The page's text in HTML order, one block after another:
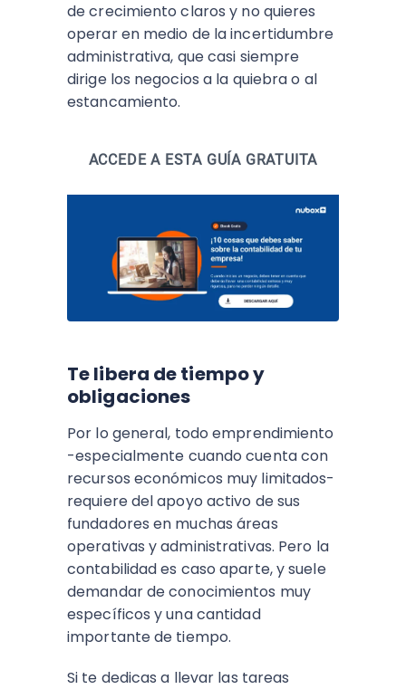
de crecimiento claros y no quieres
operar en medio de la incertidumbre
administrativa, que casi siempre
dirige los negocios a la quiebra o al
estancamiento.
ACCEDE A ESTA GUÍA GRATUITA
Te libera de tiempo y
obligaciones
Por lo general, todo emprendimiento
-especialmente cuando cuenta con
recursos económicos muy limitados-
requiere del apoyo activo de sus
fundadores en muchas áreas
operativas y administrativas. Pero la
contabilidad es caso aparte, y suele
demandar de conocimientos muy
específicos y una cantidad
importante de tiempo.
Si te dedicas a llevar las tareas